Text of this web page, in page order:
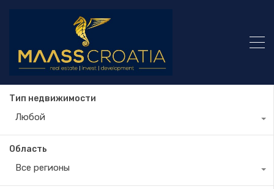
Тип недвижимости
Любой
Область
Все регионы